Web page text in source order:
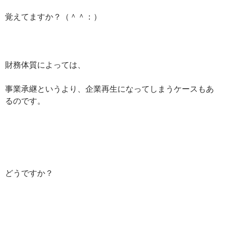
覚えてますか？（＾＾：）
財務体質によっては、
事業承継というより、企業再生になってしまうケースもあ
るのです。
どうですか？